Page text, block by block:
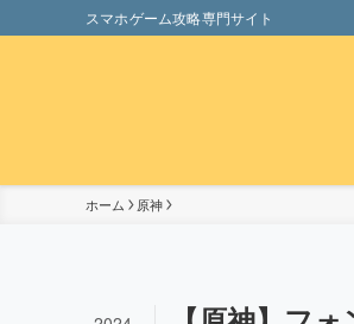
スマホゲーム攻略専門サイト
ホーム 原神